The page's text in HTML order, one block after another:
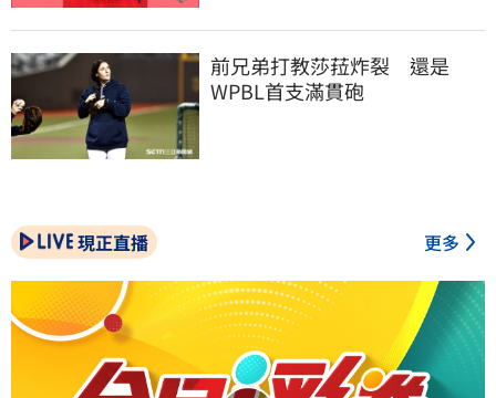
前兄弟打教莎菈炸裂　還是
WPBL首支滿貫砲
現正直播 更多